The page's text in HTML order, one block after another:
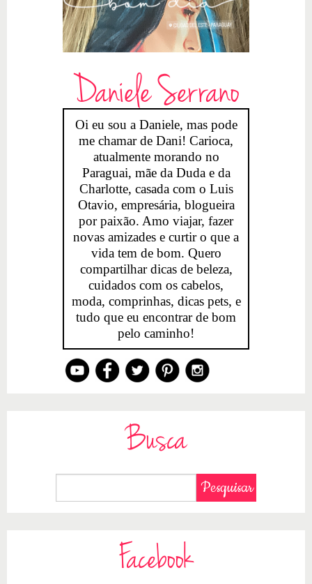
Daniele Serrano
Oi eu sou a Daniele, mas pode
me chamar de Dani! Carioca,
atualmente morando no
Paraguai, mãe da Duda e da
Charlotte, casada com o Luis
Otavio, empresária, blogueira
por paixão. Amo viajar, fazer
novas amizades e curtir o que a
vida tem de bom. Quero
compartilhar dicas de beleza,
cuidados com os cabelos,
moda, comprinhas, dicas pets, e
tudo que eu encontrar de bom
pelo caminho!
Busca
Facebook